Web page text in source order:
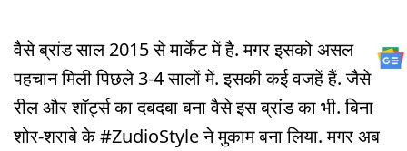
वैसे ब्रांड साल 2015 से मार्केट में है. मगर इसको असल
पहचान मिली पिछले 3-4 सालों में. इसकी कई वजहें हैं. जैसे
रील और शॉर्ट्स का दबदबा बना वैसे इस ब्रांड का भी. बिना
शोर-शराबे के #ZudioStyle ने मुकाम बना लिया. मगर अब